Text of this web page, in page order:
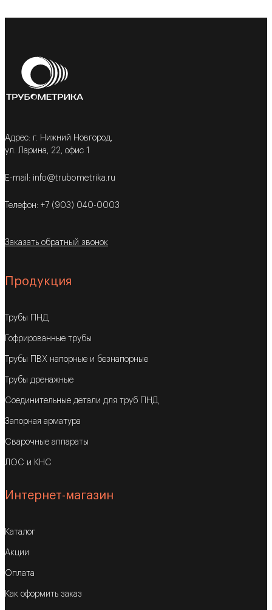
Адрес: г. Нижний Новгород,
ул. Ларина, 22, офис 1
E-mail: info@trubometrika.ru
Телефон: +7 (903) 040-0003
Заказать обратный звонок
Продукция
Трубы ПНД
Гофрированные трубы
Трубы ПВХ напорные и безнапорные
Трубы дренажные
Соединительные детали для труб ПНД
Запорная арматура
Сварочные аппараты
ЛОС и КНС
Интернет-магазин
Каталог
Акции
Оплата
Как оформить заказ